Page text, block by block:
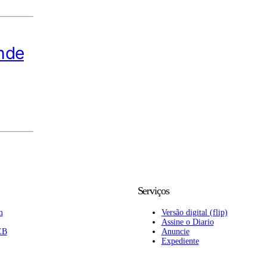
Serviços
Versão digital (flip)
Assine o Diario
Anuncie
Expediente